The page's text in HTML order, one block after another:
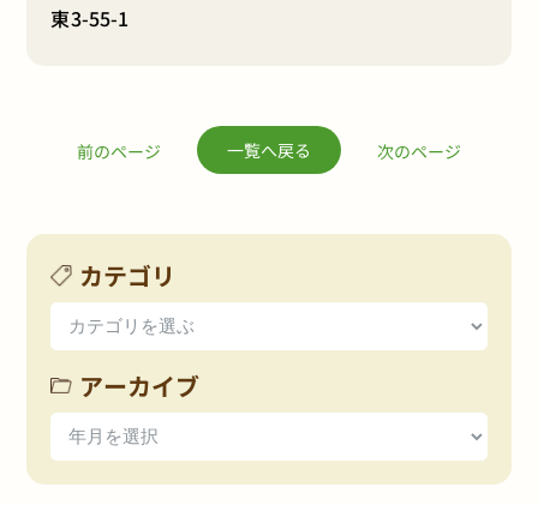
東3-55-1
前のページ 一覧へ戻る 次のページ
カテゴリ
アーカイブ